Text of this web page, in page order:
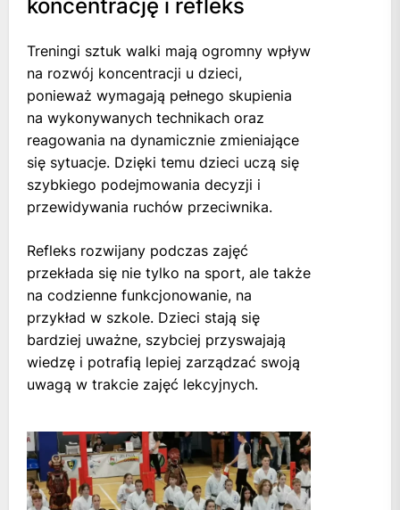
koncentrację i refleks
Treningi sztuk walki mają ogromny wpływ
na rozwój koncentracji u dzieci,
ponieważ wymagają pełnego skupienia
na wykonywanych technikach oraz
reagowania na dynamicznie zmieniające
się sytuacje. Dzięki temu dzieci uczą się
szybkiego podejmowania decyzji i
przewidywania ruchów przeciwnika.
Refleks rozwijany podczas zajęć
przekłada się nie tylko na sport, ale także
na codzienne funkcjonowanie, na
przykład w szkole. Dzieci stają się
bardziej uważne, szybciej przyswajają
wiedzę i potrafią lepiej zarządzać swoją
uwagą w trakcie zajęć lekcyjnych.